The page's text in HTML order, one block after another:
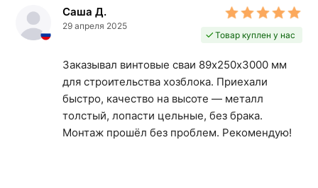
Саша Д.
29 апреля 2025
Товар куплен у нас
Заказывал винтовые сваи 89х250х3000 мм
для строительства хозблока. Приехали
быстро, качество на высоте — металл
толстый, лопасти цельные, без брака.
Монтаж прошёл без проблем. Рекомендую!